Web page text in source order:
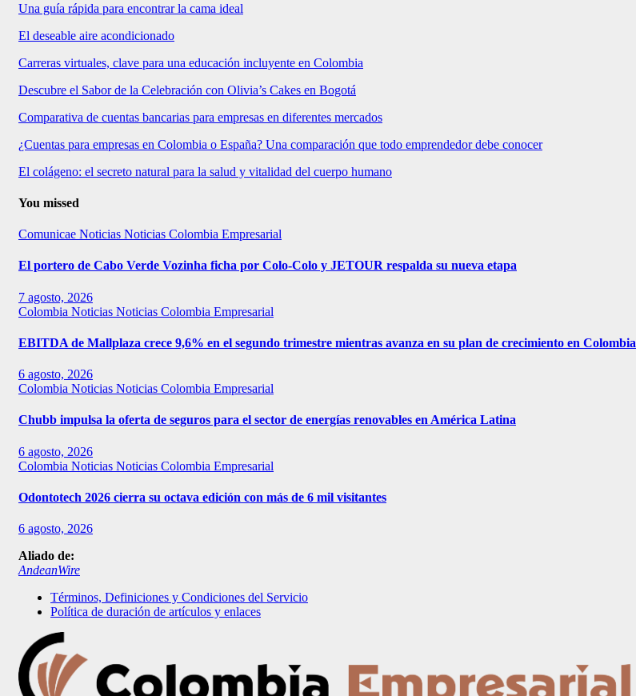
Una guía rápida para encontrar la cama ideal
El deseable aire acondicionado
Carreras virtuales, clave para una educación incluyente en Colombia
Descubre el Sabor de la Celebración con Olivia’s Cakes en Bogotá
Comparativa de cuentas bancarias para empresas en diferentes mercados
¿Cuentas para empresas en Colombia o España? Una comparación que todo emprendedor debe conocer
El colágeno: el secreto natural para la salud y vitalidad del cuerpo humano
You missed
Comunicae Noticias Noticias Colombia Empresarial
El portero de Cabo Verde Vozinha ficha por Colo-Colo y JETOUR respalda su nueva etapa
7 agosto, 2026
Colombia Noticias Noticias Colombia Empresarial
EBITDA de Mallplaza crece 9,6% en el segundo trimestre mientras avanza en su plan de crecimiento en Colombia
6 agosto, 2026
Colombia Noticias Noticias Colombia Empresarial
Chubb impulsa la oferta de seguros para el sector de energías renovables en América Latina
6 agosto, 2026
Colombia Noticias Noticias Colombia Empresarial
Odontotech 2026 cierra su octava edición con más de 6 mil visitantes
6 agosto, 2026
Aliado de:
AndeanWire
Términos, Definiciones y Condiciones del Servicio
Política de duración de artículos y enlaces